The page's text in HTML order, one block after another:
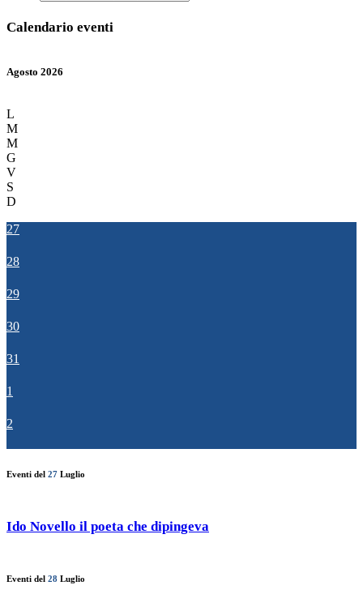
Calendario eventi
Agosto 2026
L
M
M
G
V
S
D
27
28
29
30
31
1
2
Eventi del 27 Luglio
Ido Novello il poeta che dipingeva
Eventi del 28 Luglio